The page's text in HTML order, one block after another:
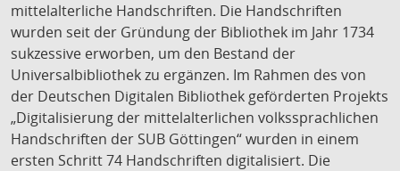
mittelalterliche Handschriften. Die Handschriften
wurden seit der Gründung der Bibliothek im Jahr 1734
sukzessive erworben, um den Bestand der
Universalbibliothek zu ergänzen. Im Rahmen des von
der Deutschen Digitalen Bibliothek geförderten Projekts
„Digitalisierung der mittelalterlichen volkssprachlichen
Handschriften der SUB Göttingen“ wurden in einem
ersten Schritt 74 Handschriften digitalisiert. Die